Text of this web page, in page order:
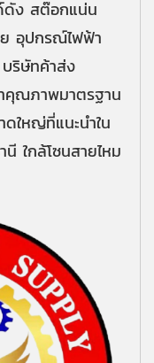
ดัง สต๊อกแน่น
อุปกรณ์ไฟฟ้า
ริษัทค้าส่ง
คุณภาพมาตรฐาน
ใหญ่ที่แนะนำใน
ใกล้โซนสายไหม